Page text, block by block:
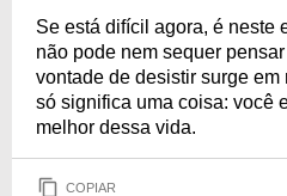
Se está difícil agora, é neste
não pode nem sequer
vontade de desistir surge
só significa uma coisa: você
melhor dessa vida.
COPIAR